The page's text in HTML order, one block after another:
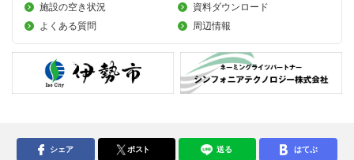
施設の空き状況
資料ダウンロード
よくある質問
周辺情報
シェア ポスト 送る はてぶ